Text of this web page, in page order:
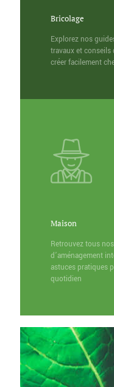
Bricolage
Explorez nos
travaux et conseils
créer facilement
Maison
Retrouvez tous
d’aménagement
astuces pratiques
quotidien